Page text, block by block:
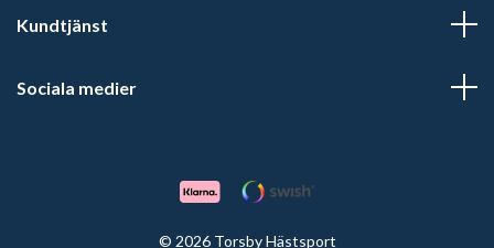
Kundtjänst
Sociala medier
© 2026 Torsby Hästsport